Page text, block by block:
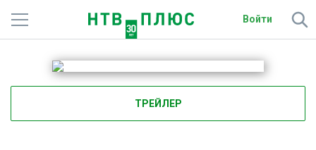
Войти
Телеканалы
Фильмы и сериалы
Спорт
ТРЕЙЛЕР